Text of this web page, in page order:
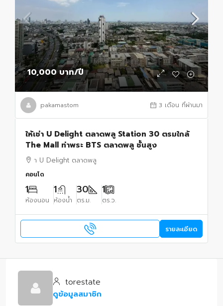
10,000 บาท/ปี
pakamastom 3 เดือน ที่ผ่านมา
ให้เช่า U Delight ตลาดพลู Station 30 ตรมใกล้
The Mall ท่าพระ BTS ตลาดพลู ชั้นสูง
า U Delight ตลาดพลู
คอนโด
1
ห้องนอน
1
ห้องน้ำ
30
ตร.ม.
1
ตร.ว.
รายละเอียด
torestate
ดูข้อมูลสมาชิก